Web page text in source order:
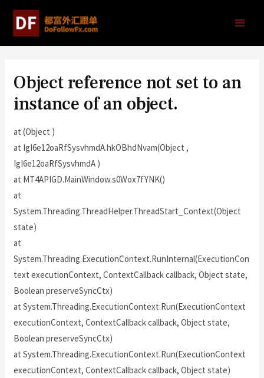
Object reference not set to an
instance of an object.
at (Object )
at IgI6e12oaRfSysvhmdA.hkOBhdNvam(Object ,
IgI6e12oaRfSysvhmdA )
at MT4APIGD.MainWindow.s0Wox7fYNK()
at
System.Threading.ThreadHelper.ThreadStart_Context(Object
state)
at
System.Threading.ExecutionContext.RunInternal(ExecutionCon
text executionContext, ContextCallback callback, Object state,
Boolean preserveSyncCtx)
at System.Threading.ExecutionContext.Run(ExecutionContext
executionContext, ContextCallback callback, Object state,
Boolean preserveSyncCtx)
at System.Threading.ExecutionContext.Run(ExecutionContext
executionContext, ContextCallback callback, Object state)